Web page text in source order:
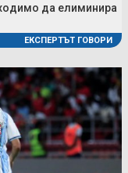
да елиминира
ЕКСПЕРТЪТ ГОВОРИ